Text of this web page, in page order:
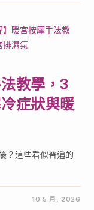
教學，3
症狀與暖
？這些看似普遍的
10 5 月, 2026